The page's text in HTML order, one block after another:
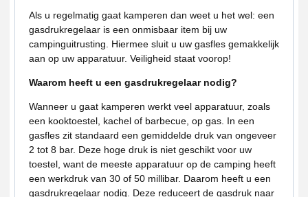
Als u regelmatig gaat kamperen dan weet u het wel: een
gasdrukregelaar is een onmisbaar item bij uw
campinguitrusting. Hiermee sluit u uw gasfles gemakkelijk
aan op uw apparatuur. Veiligheid staat voorop!
Waarom heeft u een gasdrukregelaar nodig?
Wanneer u gaat kamperen werkt veel apparatuur, zoals
een kooktoestel, kachel of barbecue, op gas. In een
gasfles zit standaard een gemiddelde druk van ongeveer
2 tot 8 bar. Deze hoge druk is niet geschikt voor uw
toestel, want de meeste apparatuur op de camping heeft
een werkdruk van 30 of 50 millibar. Daarom heeft u een
gasdrukregelaar nodig. Deze reduceert de gasdruk naar